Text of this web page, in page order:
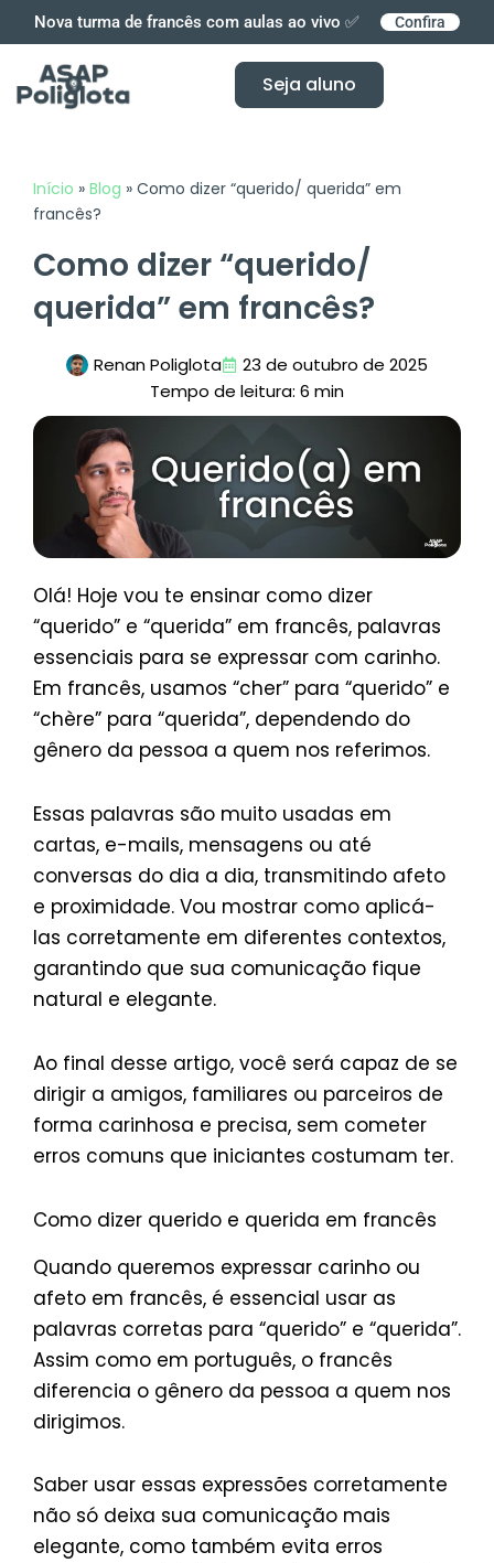
conteúdo
Nova turma de francês com aulas ao vivo ✅ Confira
Seja aluno
Início » Blog » Como dizer “querido/ querida” em
francês?
Como dizer “querido/
querida” em francês?
Renan Poliglota
23 de outubro de 2025
Tempo de leitura: 6 min
Olá! Hoje vou te ensinar como dizer
“querido” e “querida” em francês, palavras
essenciais para se expressar com carinho.
Em francês, usamos “cher” para “querido” e
“chère” para “querida”, dependendo do
gênero da pessoa a quem nos referimos.
Essas palavras são muito usadas em
cartas, e-mails, mensagens ou até
conversas do dia a dia, transmitindo afeto
e proximidade. Vou mostrar como aplicá-
las corretamente em diferentes contextos,
garantindo que sua comunicação fique
natural e elegante.
Ao final desse artigo, você será capaz de se
dirigir a amigos, familiares ou parceiros de
forma carinhosa e precisa, sem cometer
erros comuns que iniciantes costumam ter.
Como dizer querido e querida em francês
Quando queremos expressar carinho ou
afeto em francês, é essencial usar as
palavras corretas para “querido” e “querida”.
Assim como em português, o francês
diferencia o gênero da pessoa a quem nos
dirigimos.
Saber usar essas expressões corretamente
não só deixa sua comunicação mais
elegante, como também evita erros